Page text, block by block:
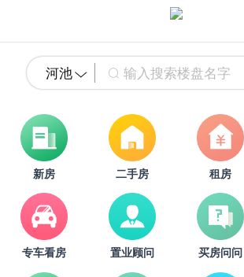
河池
新房 二手房 租房
专车看房 置业顾问 买房问问